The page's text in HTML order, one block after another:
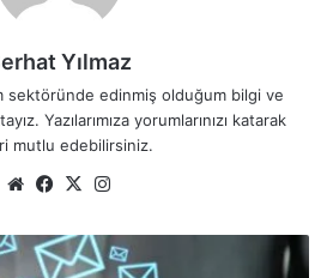
Yılmaz
sektöründe edinmiş olduğum bilgi ve
Yazılarımıza yorumlarınızı katarak
mutlu edebilirsiniz.
We
sit
esi
Fa
bo
ok
X
ra
m